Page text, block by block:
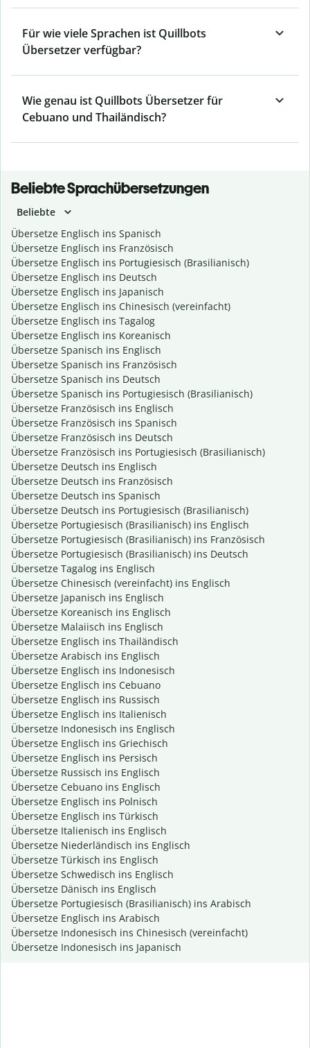
Für wie viele Sprachen ist Quillbots
Übersetzer verfügbar?
Wie genau ist Quillbots Übersetzer für
Cebuano und Thailändisch?
Beliebte Sprachübersetzungen
Beliebte
Übersetze Englisch ins Spanisch
Übersetze Englisch ins Französisch
Übersetze Englisch ins Portugiesisch (Brasilianisch)
Übersetze Englisch ins Deutsch
Übersetze Englisch ins Japanisch
Übersetze Englisch ins Chinesisch (vereinfacht)
Übersetze Englisch ins Tagalog
Übersetze Englisch ins Koreanisch
Übersetze Spanisch ins Englisch
Übersetze Spanisch ins Französisch
Übersetze Spanisch ins Deutsch
Übersetze Spanisch ins Portugiesisch (Brasilianisch)
Übersetze Französisch ins Englisch
Übersetze Französisch ins Spanisch
Übersetze Französisch ins Deutsch
Übersetze Französisch ins Portugiesisch (Brasilianisch)
Übersetze Deutsch ins Englisch
Übersetze Deutsch ins Französisch
Übersetze Deutsch ins Spanisch
Übersetze Deutsch ins Portugiesisch (Brasilianisch)
Übersetze Portugiesisch (Brasilianisch) ins Englisch
Übersetze Portugiesisch (Brasilianisch) ins Französisch
Übersetze Portugiesisch (Brasilianisch) ins Deutsch
Übersetze Tagalog ins Englisch
Übersetze Chinesisch (vereinfacht) ins Englisch
Übersetze Japanisch ins Englisch
Übersetze Koreanisch ins Englisch
Übersetze Malaiisch ins Englisch
Übersetze Englisch ins Thailändisch
Übersetze Arabisch ins Englisch
Übersetze Englisch ins Indonesisch
Übersetze Englisch ins Cebuano
Übersetze Englisch ins Russisch
Übersetze Englisch ins Italienisch
Übersetze Indonesisch ins Englisch
Übersetze Englisch ins Griechisch
Übersetze Englisch ins Persisch
Übersetze Russisch ins Englisch
Übersetze Cebuano ins Englisch
Übersetze Englisch ins Polnisch
Übersetze Englisch ins Türkisch
Übersetze Italienisch ins Englisch
Übersetze Niederländisch ins Englisch
Übersetze Türkisch ins Englisch
Übersetze Schwedisch ins Englisch
Übersetze Dänisch ins Englisch
Übersetze Portugiesisch (Brasilianisch) ins Arabisch
Übersetze Englisch ins Arabisch
Übersetze Indonesisch ins Chinesisch (vereinfacht)
Übersetze Indonesisch ins Japanisch